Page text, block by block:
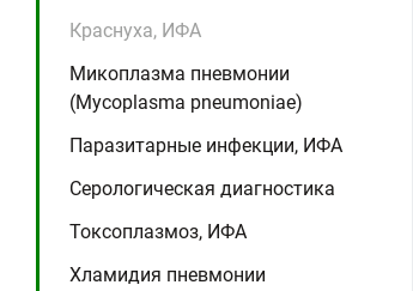
Краснуха, ИФА
Микоплазма пневмонии
(Mycoplasma pneumoniae)
Паразитарные инфекции, ИФА
Серологическая диагностика
Токсоплазмоз, ИФА
Хламидия пневмонии